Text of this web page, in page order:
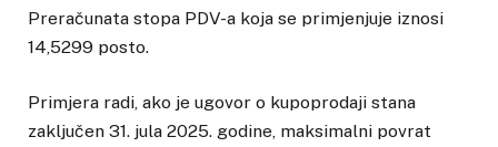
Preračunata stopa PDV-a koja se primjenjuje iznosi
14,5299 posto.
Primjera radi, ako je ugovor o kupoprodaji stana
zaključen 31. jula 2025. godine, maksimalni povrat